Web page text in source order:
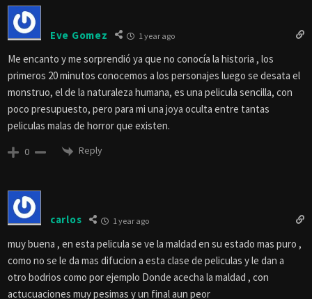
Eve Gomez 1 year ago
Me encanto y me sorprendió ya que no conocía la historia , los
primeros 20 minutos conocemos a los personajes luego se desata el
monstruo, el de la naturaleza humana, es una pelicula sencilla, con
poco presupuesto, pero para mi una joya oculta entre tantas
peliculas malas de horror que existen.
0 Reply
carlos 1 year ago
muy buena , en esta pelicula se ve la maldad en su estado mas puro ,
como no se le da mas difucion a esta clase de peliculas y le dan a
otro bodrios como por ejemplo Donde acecha la maldad , con
actucuaciones muy pesimas y un final aun peor